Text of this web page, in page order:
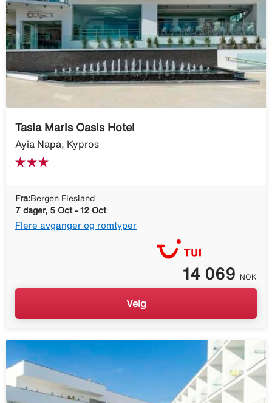
Tasia Maris Oasis Hotel
Ayia Napa, Kypros
Fra:Bergen Flesland
7 dager, 5 Oct - 12 Oct
Flere avganger og romtyper
14 069 NOK
Velg